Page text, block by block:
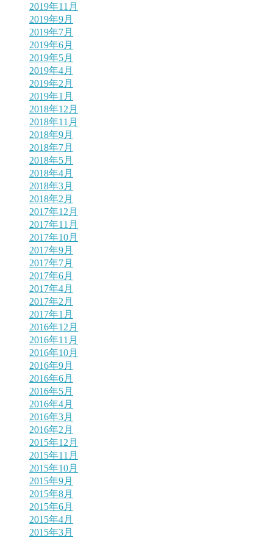
2019年11月
2019年9月
2019年7月
2019年6月
2019年5月
2019年4月
2019年2月
2019年1月
2018年12月
2018年11月
2018年9月
2018年7月
2018年5月
2018年4月
2018年3月
2018年2月
2017年12月
2017年11月
2017年10月
2017年9月
2017年7月
2017年6月
2017年4月
2017年2月
2017年1月
2016年12月
2016年11月
2016年10月
2016年9月
2016年6月
2016年5月
2016年4月
2016年3月
2016年2月
2015年12月
2015年11月
2015年10月
2015年9月
2015年8月
2015年6月
2015年4月
2015年3月